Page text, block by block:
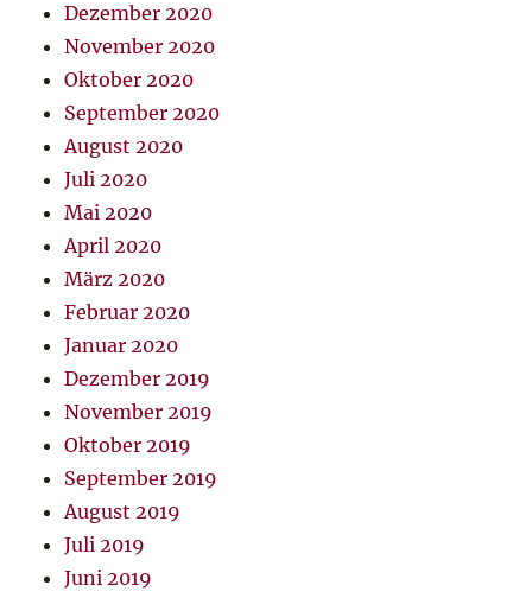
Dezember 2020
November 2020
Oktober 2020
September 2020
August 2020
Juli 2020
Mai 2020
April 2020
März 2020
Februar 2020
Januar 2020
Dezember 2019
November 2019
Oktober 2019
September 2019
August 2019
Juli 2019
Juni 2019